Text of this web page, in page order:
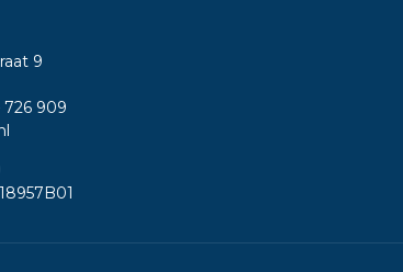
9
909